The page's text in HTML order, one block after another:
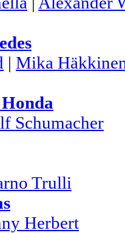
| Mika
Schumacher
Trulli
Herbert